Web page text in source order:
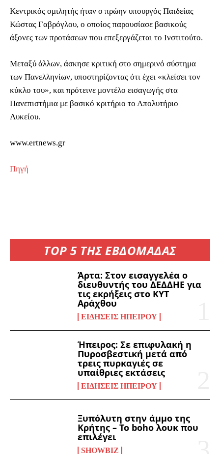
TOP 5 ΤΗΣ ΕΒΔΟΜΑΔΑΣ
Άρτα: Στον εισαγγελέα ο
διευθυντής του ΔΕΔΔΗΕ για
τις εκρήξεις στο ΚΥΤ
Αράχθου
ΕΙΔΉΣΕΙΣ ΗΠΕΊΡΟΥ
Ήπειρος: Σε επιφυλακή η
Πυροσβεστική μετά από
τρεις πυρκαγιές σε
υπαίθριες εκτάσεις
ΕΙΔΉΣΕΙΣ ΗΠΕΊΡΟΥ
Ξυπόλυτη στην άμμο της
Κρήτης – Το boho λουκ που
επιλέγει
SHOWBIZ
Κεντρικός ομιλητής ήταν ο πρώην υπουργός Παιδείας
Κώστας Γαβρόγλου, ο οποίος παρουσίασε βασικούς
άξονες των προτάσεων που επεξεργάζεται το Ινστιτούτο.
Μεταξύ άλλων, άσκησε κριτική στο σημερινό σύστημα
των Πανελληνίων, υποστηρίζοντας ότι έχει «κλείσει τον
κύκλο του», και πρότεινε μοντέλο εισαγωγής στα
Πανεπιστήμια με βασικό κριτήριο το Απολυτήριο
Λυκείου.
www.ertnews.gr
Πηγή